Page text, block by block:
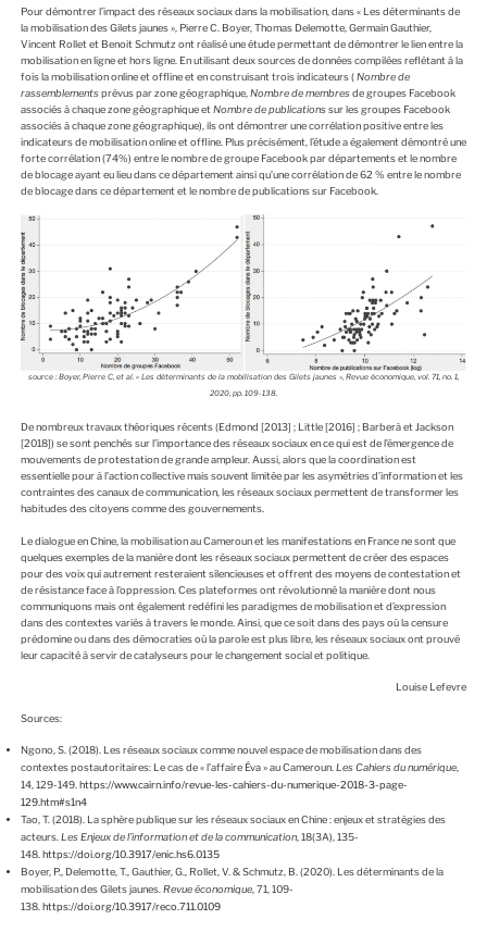
Pour démontrer l’impact des réseaux sociaux dans la mobilisation, dans« Les déterminants de
la mobilisation des Gilets jaunes », Pierre C. Boyer, Thomas Delemotte, Germain Gauthier,
Vincent Rollet et Benoit Schmutz ont réalisé une étude permettant de démontrer le lien entre la
mobilisation en ligne et hors ligne. En utilisant deux sources de données compilées reflétant à la
fois la mobilisation online et offline et en construisant trois indicateurs (Nombre de
rassemblementsprévus par zone géographique, Nombre de membresde groupes Facebook
associés à chaque zone géographique etNombre de publicationssur les groupes Facebook
associés à chaque zone géographique), ils ont démontrer une corrélation positive entre les
indicateurs de mobilisation online et offline. Plus précisément, l’étude a également démontré une
forte corrélation (74%) entre le nombre de groupe Facebook par départements et le nombre
de blocage ayant eu lieu dans ce département ainsi qu’une corrélation de 62 % entre le nombre
de blocage dans ce département et le nombre de publications sur Facebook.
source : Boyer, Pierre C, et al. « Les déterminants de la mobilisation des Gilets jaunes », Revue économique, vol. 71, no. 1,
2020, pp. 109-138.
De nombreux travaux théoriques récents (Edmond [2013] ; Little [2016] ; Barberà et Jackson
[2018]) se sont penchés sur l’importance des réseaux sociaux en ce qui est de l’émergence de
mouvements de protestation de grande ampleur. Aussi, alors que la coordination est
essentielle pour à l’action collective mais souvent limitée par les asymétries d’information et les
contraintes des canaux de communication, les réseaux sociaux permettent de transformer les
habitudes des citoyens comme des gouvernements.
Le dialogue en Chine, la mobilisation au Cameroun et les manifestations en France ne sont que
quelques exemples de la manière dont les réseaux sociaux permettent de créer des espaces
pour des voix qui autrement resteraient silencieuses et offrent des moyens de contestation et
de résistance face à l’oppression. Ces plateformes ont révolutionné la manière dont nous
communiquons mais ont également redéfini les paradigmes de mobilisation et d’expression
dans des contextes variés à travers le monde. Ainsi, que ce soit dans des pays où la censure
prédomine ou dans des démocraties où la parole est plus libre, les réseaux sociaux ont prouvé
leur capacité à servir de catalyseurs pour le changement social et politique.
Louise Lefevre
Sources:
Ngono, S. (2018). Les réseaux sociaux comme nouvel espace de mobilisation dans des
contextes postautoritaires: Le cas de « l’affaire Éva » au Cameroun. Les Cahiers du numérique,
14, 129-149. https://www.cairn.info/revue-les-cahiers-du-numerique-2018-3-page-
129.htm#s1n4
Tao, T. (2018). La sphère publique sur les réseaux sociaux en Chine : enjeux et stratégies des
acteurs. Les Enjeux de l’information et de la communication, 18(3A), 135-
148. https://doi.org/10.3917/enic.hs6.0135
Boyer, P., Delemotte, T., Gauthier, G., Rollet, V. & Schmutz, B. (2020). Les déterminants de la
mobilisation des Gilets jaunes. Revue économique, 71, 109-
138. https://doi.org/10.3917/reco.711.0109